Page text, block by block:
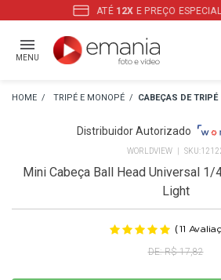
ATÉ 12XE PREÇO ESPECIAL
MENU
TRIPÉ E MONOPÉ CABEÇAS DE TRIPÉ
Distribuidor Autorizado
WORLDVIEW
Mini Cabeça Ball Head Universal 1/
Light
(11
R$ 17,82